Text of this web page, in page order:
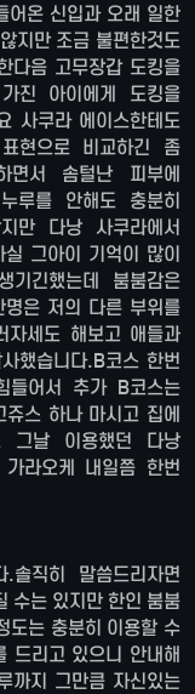
어온 신입과 오래 일한
지만 조금 불편한것도
다음 고무장갑 도킹을
진 아이에게 도킹을
사쿠라 에이스한테도
현으로 비교하긴 좀
면서 솜털난 피부에
루를 안해도 충분히
만 다낭 사쿠라에서
그아이 기억이 많이
기긴했는데 붐붐감은
명은 저의 다른 부위를
세도 해보고 애들과
했습니다.B코스 한번
들어서 추가 B코스는
스 하나 마시고 집에
그날 이용했던 다낭
라오케 내일쯤 한번
직히 말씀드리자면
수는 있지만 한인 붐붐
도는 충분히 이용할 수
드리고 있으니 안내해
까지 그만큼 자신있는